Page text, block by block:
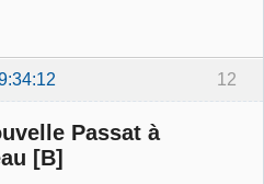
12
Passat à
[B]